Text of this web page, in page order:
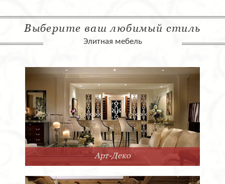
Выберите ваш любимый стиль
Элитная мебель
Арт-Деко